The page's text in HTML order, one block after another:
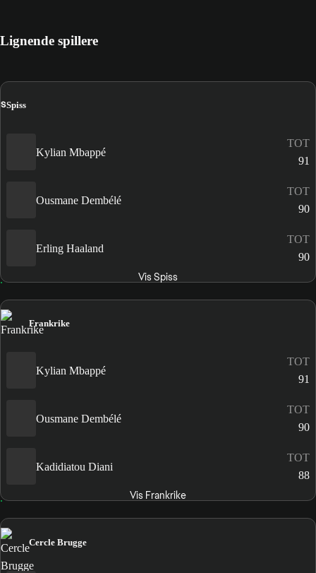
Lignende spillere
SSpiss
Kylian Mbappé
TOT
91
Ousmane Dembélé
TOT
90
Erling Haaland
TOT
90
Vis Spiss
Frankrike
Kylian Mbappé
TOT
91
Ousmane Dembélé
TOT
90
Kadidiatou Diani
TOT
88
Vis Frankrike
Cercle Brugge